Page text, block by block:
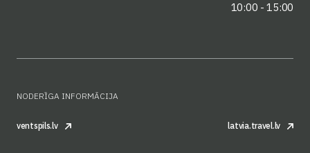
10:00 - 15:00
NODERĪGA INFORMĀCIJA
ventspils.lv latvia.travel.lv